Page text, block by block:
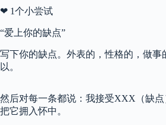
❤ 1个小尝试
“爱上你的缺点”
写下你的缺点。外表的，性格的，做事
以。
然后对每一条都说：我接受XXX（缺
把它拥入怀中。